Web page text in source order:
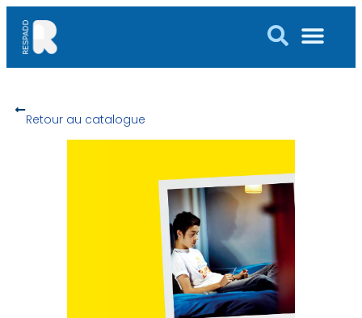
Retour au catalogue